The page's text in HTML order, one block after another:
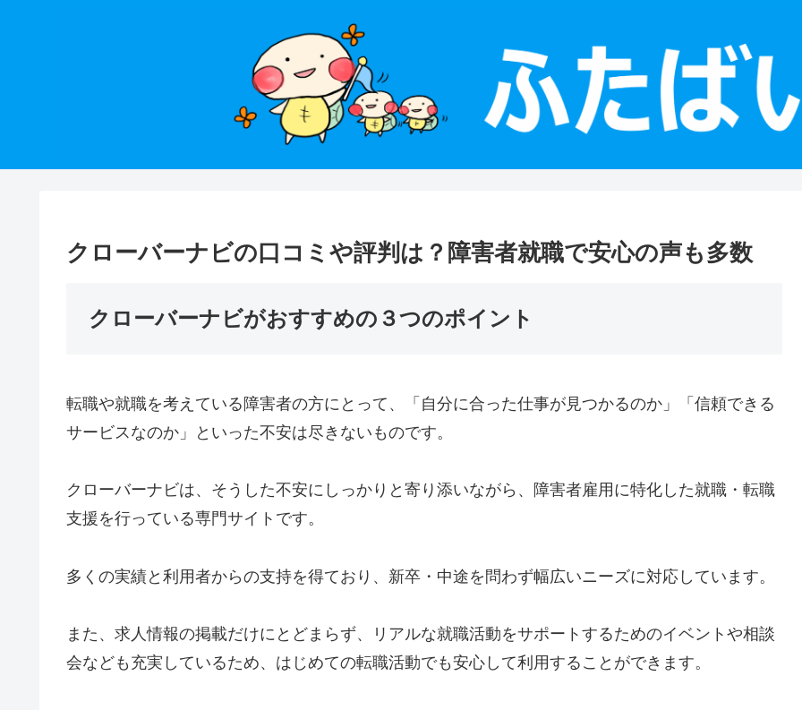
クローバーナビの口コミや評判は？障害者就職で安心の声も多数
クローバーナビがおすすめの３つのポイント
転職や就職を考えている障害者の方にとって、「自分に合った仕事が見つかるのか」「信頼できる
サービスなのか」といった不安は尽きないものです。
クローバーナビは、そうした不安にしっかりと寄り添いながら、障害者雇用に特化した就職・転職
支援を行っている専門サイトです。
多くの実績と利用者からの支持を得ており、新卒・中途を問わず幅広いニーズに対応しています。
また、求人情報の掲載だけにとどまらず、リアルな就職活動をサポートするためのイベントや相談
会なども充実しているため、はじめての転職活動でも安心して利用することができます。